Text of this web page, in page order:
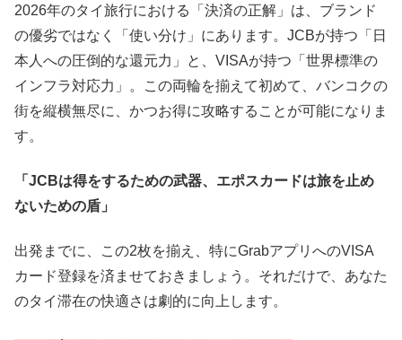
2026年のタイ旅行における「決済の正解」は、ブランド
の優劣ではなく「使い分け」にあります。JCBが持つ「日
本人への圧倒的な還元力」と、VISAが持つ「世界標準の
インフラ対応力」。この両輪を揃えて初めて、バンコクの
街を縦横無尽に、かつお得に攻略することが可能になりま
す。
「JCBは得をするための武器、エポスカードは旅を止め
ないための盾」
出発までに、この2枚を揃え、特にGrabアプリへのVISA
カード登録を済ませておきましょう。それだけで、あなた
のタイ滞在の快適さは劇的に向上します。